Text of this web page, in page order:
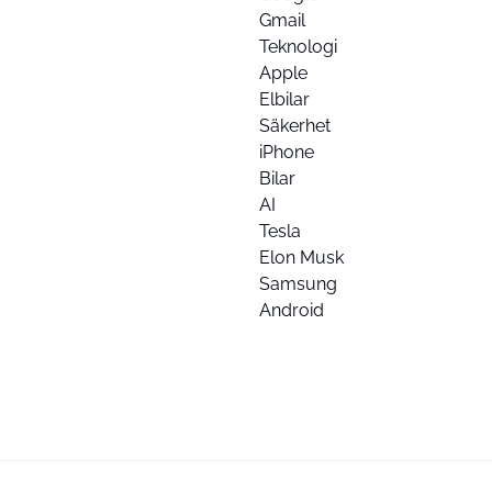
Gmail
Teknologi
Apple
Elbilar
Säkerhet
iPhone
Bilar
AI
Tesla
Elon Musk
Samsung
Android